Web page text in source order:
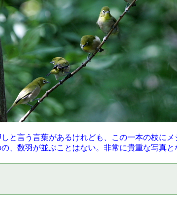
と言う言葉があるけれども、この一本の枝に
、数羽が並ぶことはない。非常に貴重な写真と